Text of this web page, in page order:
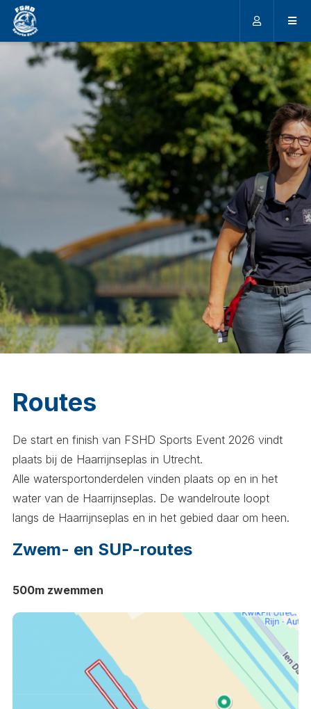
Routes
De start en finish van FSHD Sports Event 2026 vindt
plaats bij de Haarrijnseplas in Utrecht.
Alle watersportonderdelen vinden plaats op en in het
water van de Haarrijnseplas. De wandelroute loopt
langs de Haarrijnseplas en in het gebied daar om heen.
Zwem- en SUP-routes
500m zwemmen